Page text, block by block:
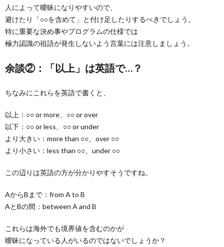
人によって曖昧になりやすいので、
避けたり「○○を含めて」と付け足したりするべきでしょう。
特に重要な決め事やプログラムの仕様では
極力認識の祖語が発生しないよう言葉には注意しましょう。
余談②：「以上」は英語で…？
ちなみにこれらを英語で書くと、
以上：○○ or more、○○ or over
以下：○○ or less、○○ or under
より大きい：more than ○○、over ○○
より小さい：less than ○○、under ○○
この辺りは英語の方が分かりやすそうですね。
AからBまで：from A to B
AとBの間：between A and B
これらは海外でも境界値を含むのかが
曖昧になっている人がいるのではないでしょうか？